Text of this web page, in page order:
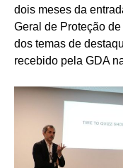
dois meses da
Geral de Proteção
dos temas de
recebido pela GDA